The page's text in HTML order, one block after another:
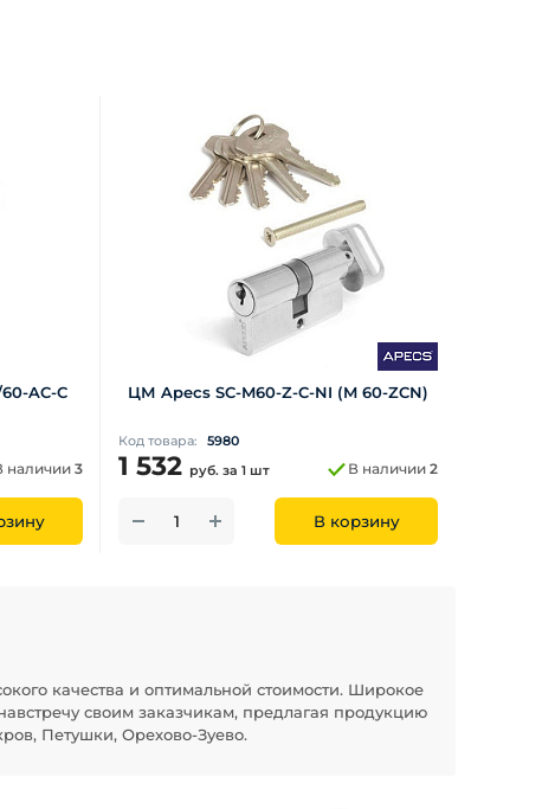
AC-С
наличии3
ЦМ Apecs SC-M60-Z-C-NI (M 60-ZCN)
Код товара: 5980
1 532 руб. за 1 шт В наличии 2
В корзину
качества и оптимальной стоимости. Широкое
своим заказчикам, предлагая продукцию
Петушки, Орехово-Зуево.